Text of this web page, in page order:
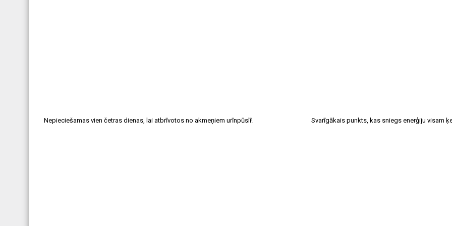
Nepieciešamas vien četras dienas, lai atbrīvotos no akmeņiem urīnpūslī! Svarīgākais punkts, kas sniegs enerģiju visam